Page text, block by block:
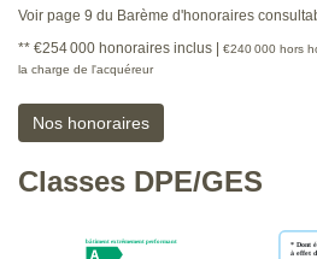
Voir page 9 du Barème d'honoraires
** €254 000 honoraires inclus €240 000 hors
la charge de l'acquéreur
Nos honoraires
Classes DPE/GES